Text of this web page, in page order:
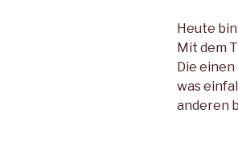
Heute
Mit dem
Die
was
anderen